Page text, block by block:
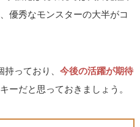
優秀なモンスターの大半がコ
持っており、今後の活躍が期待
ーだと思っておきましょう。